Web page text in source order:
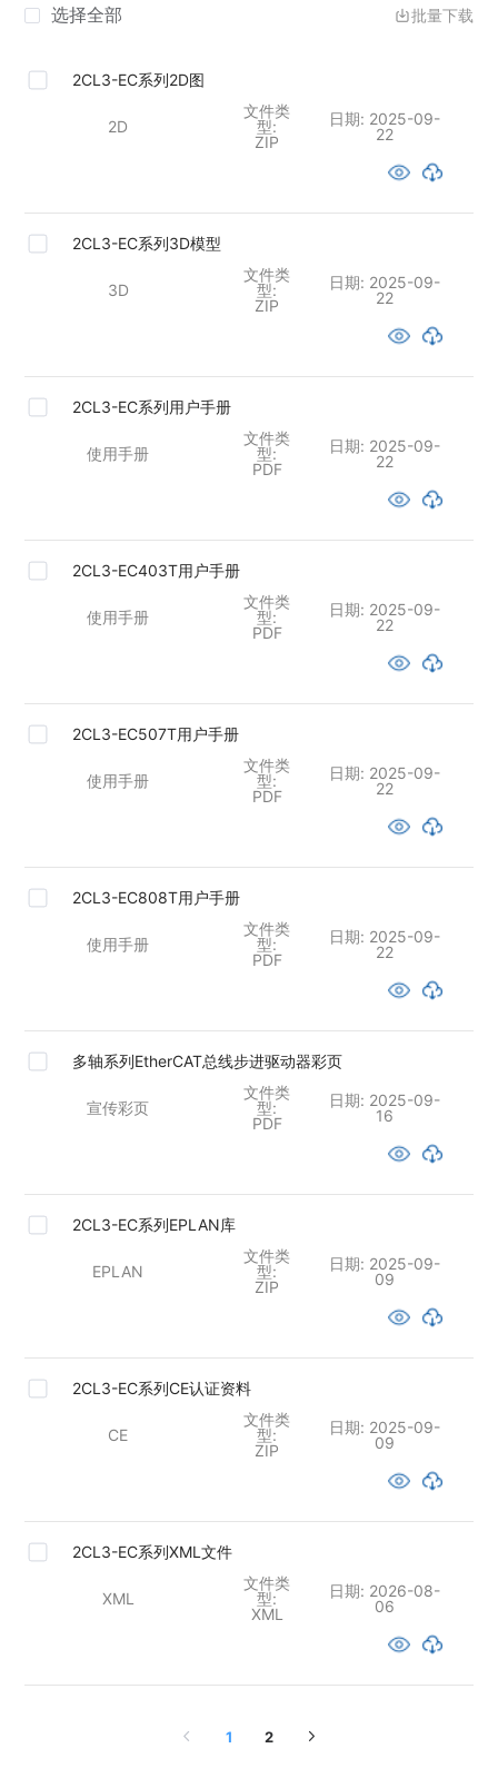
选择全部 批量下载
2CL3-EC系列2D图
2D
文件类
型:
ZIP
日期: 2025-09-
22
2CL3-EC系列3D模型
3D
文件类
型:
ZIP
日期: 2025-09-
22
2CL3-EC系列用户手册
使用手册
文件类
型:
PDF
日期: 2025-09-
22
2CL3-EC403T用户手册
使用手册
文件类
型:
PDF
日期: 2025-09-
22
2CL3-EC507T用户手册
使用手册
文件类
型:
PDF
日期: 2025-09-
22
2CL3-EC808T用户手册
使用手册
文件类
型:
PDF
日期: 2025-09-
22
多轴系列EtherCAT总线步进驱动器彩页
宣传彩页
文件类
型:
PDF
日期: 2025-09-
16
2CL3-EC系列EPLAN库
EPLAN
文件类
型:
ZIP
日期: 2025-09-
09
2CL3-EC系列CE认证资料
CE
文件类
型:
ZIP
日期: 2025-09-
09
2CL3-EC系列XML文件
XML
文件类
型:
XML
日期: 2026-08-
06
1 2